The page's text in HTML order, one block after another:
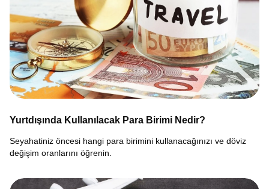
Yurtdışında Kullanılacak Para Birimi Nedir?
Seyahatiniz öncesi hangi para birimini kullanacağınızı ve döviz
değişim oranlarını öğrenin.